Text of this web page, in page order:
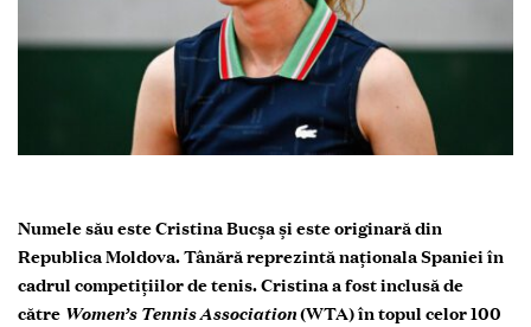
Numele său este Cristina Bucșa și este originară din
Republica Moldova. Tânără reprezintă naționala Spaniei în
cadrul competițiilor de tenis. Cristina a fost inclusă de
către Women’s Tennis Association(WTA) în topul celor 100